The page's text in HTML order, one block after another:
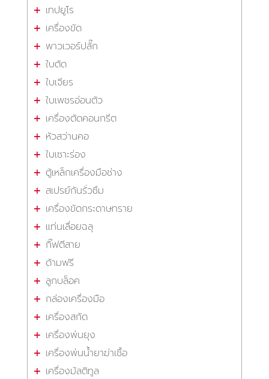
เทปยูโร
เครื่องขัด
พาวเวอร์ปลั๊ก
ใบตัด
ใบเจียร
ใบเพชรอ่อนตัว
เครื่องตัดคอนกรีต
หัวสว่านคอ
ใบเซาะร่อง
ตู้เหล็กเครื่องมือช่าง
สเปรย์กันรั่วซึม
เครื่องขัดกระดาษทราย
แท่นเลื่อยฉลุ
กิ๊ฟตีสาย
ด้ามฟรี
ลูกบล็อค
กล่องเครื่องมือ
เครื่องสกัด
เครื่องพ่นยุง
เครื่องพ่นน้ำยาฆ่าเชื้อ
เครื่องมัลติทูล